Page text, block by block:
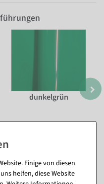
dunkelgrün
Einige von diesen
helfen, diese Website